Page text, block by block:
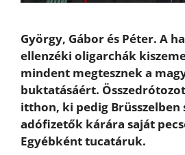
György, Gábor és Péter. A
ellenzéki oligarchák
mindent megtesznek a
buktatásáért.
itthon, ki pedig Brüsszelben
adófizetők kárára saját
Egyébként tucatáruk.